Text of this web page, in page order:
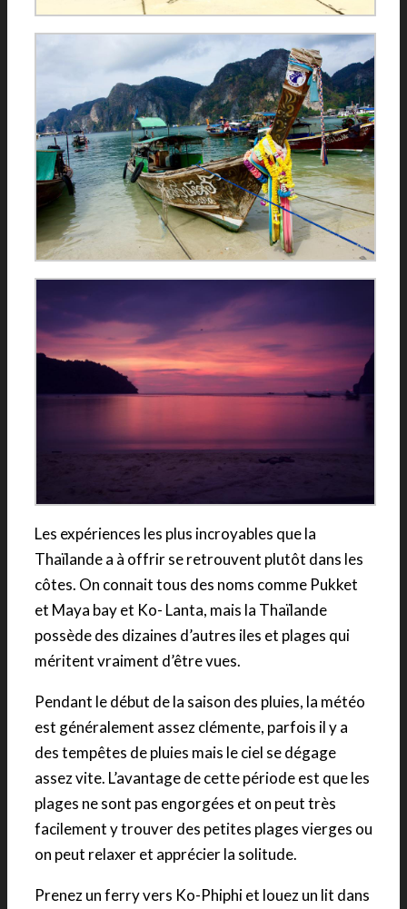
Les expériences les plus incroyables que la
Thaïlande a à offrir se retrouvent plutôt dans les
côtes. On connait tous des noms comme Pukket
et Maya bay et Ko- Lanta, mais la Thaïlande
possède des dizaines d’autres iles et plages qui
méritent vraiment d’être vues.
Pendant le début de la saison des pluies, la météo
est généralement assez clémente, parfois il y a
des tempêtes de pluies mais le ciel se dégage
assez vite. L’avantage de cette période est que les
plages ne sont pas engorgées et on peut très
facilement y trouver des petites plages vierges ou
on peut relaxer et apprécier la solitude.
Prenez un ferry vers Ko-Phiphi et louez un lit dans